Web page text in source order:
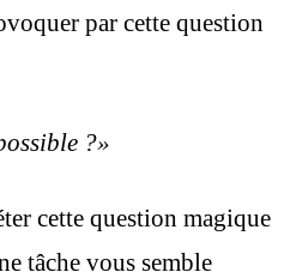
par cette question
?»
cette question magique
tâche vous semble